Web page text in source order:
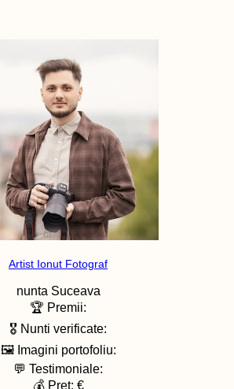
Artist Ionut Fotograf
nunta Suceava
🏆 Premii:
🎖️ Nunti verificate:
🖼️ Imagini portofoliu:
💬 Testimoniale:
💰 Pret: €